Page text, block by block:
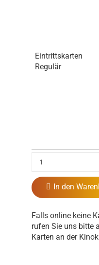
Eintrittskarten
Regulär
In den
Falls online keine
rufen Sie uns bitte
Karten an der